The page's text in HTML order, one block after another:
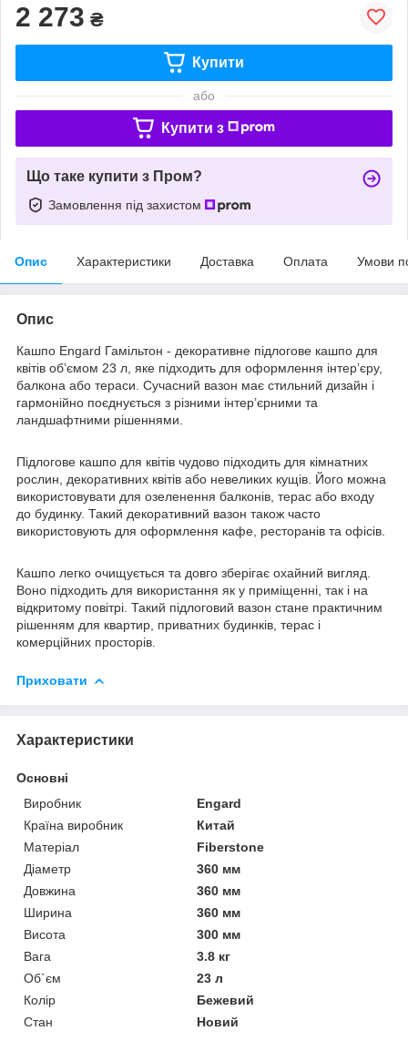
2 273 ₴
Купити
або
Купити з
Що таке купити з Пром?
Замовлення під захистом
Опис Характеристики Доставка Оплата Умови
Опис
Кашпо Engard Гамільтон - декоративне підлогове кашпо для
квітів об’ємом 23 л, яке підходить для оформлення інтер’єру,
балкона або тераси. Сучасний вазон має стильний дизайн і
гармонійно поєднується з різними інтер’єрними та
ландшафтними рішеннями.
Підлогове кашпо для квітів чудово підходить для кімнатних
рослин, декоративних квітів або невеликих кущів. Його можна
використовувати для озеленення балконів, терас або входу
до будинку. Такий декоративний вазон також часто
використовують для оформлення кафе, ресторанів та офісів.
Кашпо легко очищується та довго зберігає охайний вигляд.
Воно підходить для використання як у приміщенні, так і на
відкритому повітрі. Такий підлоговий вазон стане практичним
рішенням для квартир, приватних будинків, терас і
комерційних просторів.
Приховати
Характеристики
Основні
Виробник
Engard
Країна виробник
Китай
Матеріал
Fiberstone
Діаметр
360 мм
Довжина
360 мм
Ширина
360 мм
Висота
300 мм
Вага
3.8 кг
Об`єм
23 л
Колір
Бежевий
Стан
Новий